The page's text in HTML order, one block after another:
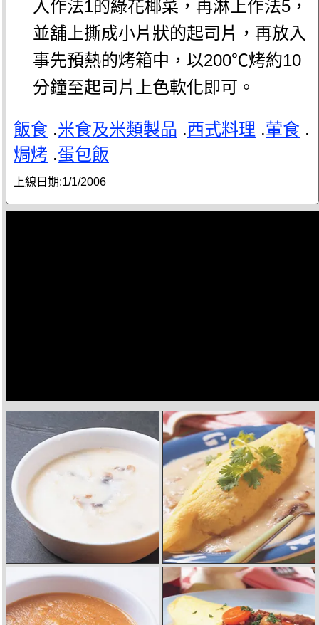
入作法1的綠花椰菜，再淋上作法5，
並舖上撕成小片狀的起司片，再放入
事先預熱的烤箱中，以200℃烤約10
分鐘至起司片上色軟化即可。
飯食 .米食及米類製品 .西式料理 .葷食 .
焗烤 .蛋包飯
上線日期:1/1/2006